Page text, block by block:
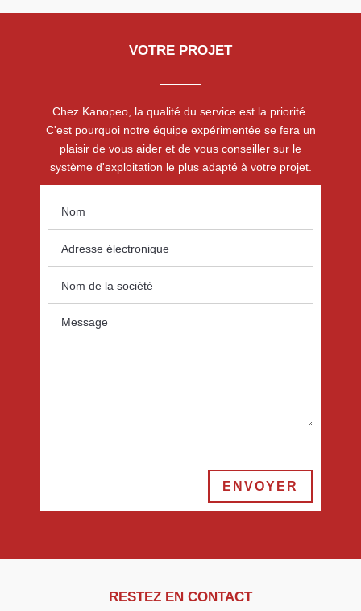
VOTRE PROJET
Chez Kanopeo, la qualité du service est la priorité.
C'est pourquoi notre équipe expérimentée se fera un
plaisir de vous aider et de vous conseiller sur le
système d'exploitation le plus adapté à votre projet.
ENVOYER
RESTEZ EN CONTACT